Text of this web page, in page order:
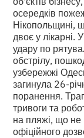
осередків
Нікопольщині,
двоє у лікарні.
удару по
обстрілу,
узбережжі
загинула 26-
поранення.
тривоги та
на пляжі, що не
офіційного